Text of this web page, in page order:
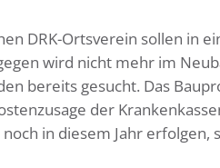
DRK-Ortsverein sollen in
wird nicht mehr im
bereits gesucht. Das
der
in diesem Jahr erfolgen,